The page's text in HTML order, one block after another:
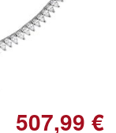
507,99 €